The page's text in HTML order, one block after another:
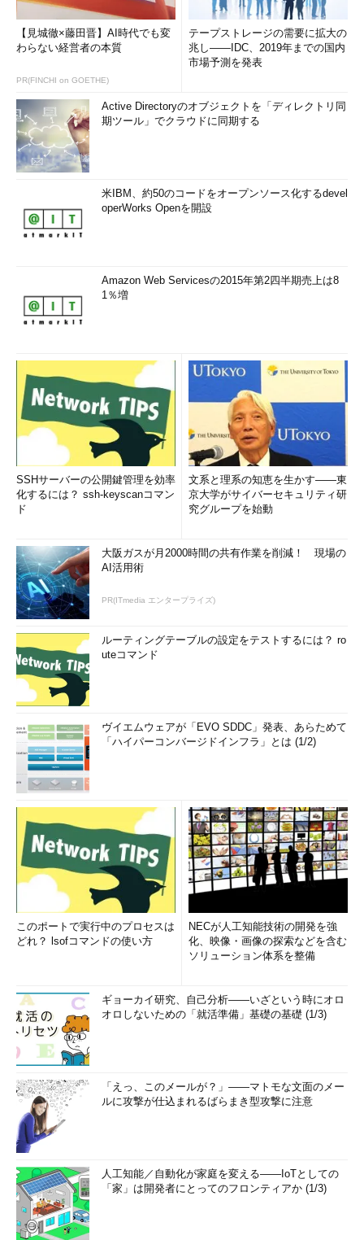
【見城徹×藤田晋】AI時代でも変
わらない経営者の本質
PR(FINCHI on GOETHE)
テープストレージの需要に拡大の
兆し――IDC、2019年までの国内
市場予測を発表
Active Directoryのオブジェクトを「ディレクトリ同
期ツール」でクラウドに同期する
米IBM、約50のコードをオープンソース化するdevel
operWorks Openを開設
Amazon Web Servicesの2015年第2四半期売上は8
1％増
SSHサーバーの公開鍵管理を効率
化するには？ ssh-keyscanコマン
ド
文系と理系の知恵を生かす――東
京大学がサイバーセキュリティ研
究グループを始動
大阪ガスが月2000時間の共有作業を削減！ 現場の
AI活用術
PR(ITmedia エンタープライズ)
ルーティングテーブルの設定をテストするには？ ro
uteコマンド
ヴイエムウェアが「EVO SDDC」発表、あらためて
「ハイパーコンバージドインフラ」とは (1/2)
このポートで実行中のプロセスは
どれ？ lsofコマンドの使い方
NECが人工知能技術の開発を強
化、映像・画像の探索などを含む
ソリューション体系を整備
ギョーカイ研究、自己分析――いざという時にオロ
オロしないための「就活準備」基礎の基礎 (1/3)
「えっ、このメールが？」――マトモな文面のメー
ルに攻撃が仕込まれるばらまき型攻撃に注意
人工知能／自動化が家庭を変える――IoTとしての
「家」は開発者にとってのフロンティアか (1/3)